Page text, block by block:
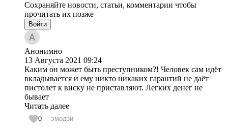
Сохраняйте новости, статьи, комментарии чтобы
прочитать их позже
Войти
Анонимно
13 Августа 2021 09:24
Каким он может быть преступником?! Человек сам идёт
вкладывается и ему никто никаких гарантий не даёт
пистолет к виску не приставляют. Легких денег не
бывает
Читать далее
0 эмодзи